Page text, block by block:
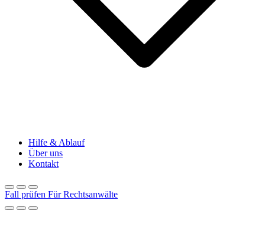
Hilfe & Ablauf
Über uns
Kontakt
Fall prüfen Für Rechtsanwälte